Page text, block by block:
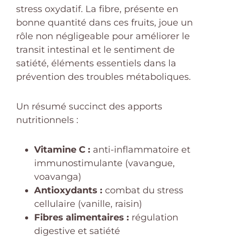
stress oxydatif. La fibre, présente en
bonne quantité dans ces fruits, joue un
rôle non négligeable pour améliorer le
transit intestinal et le sentiment de
satiété, éléments essentiels dans la
prévention des troubles métaboliques.
Un résumé succinct des apports
nutritionnels :
Vitamine C : anti-inflammatoire et
immunostimulante (vavangue,
voavanga)
Antioxydants : combat du stress
cellulaire (vanille, raisin)
Fibres alimentaires : régulation
digestive et satiété